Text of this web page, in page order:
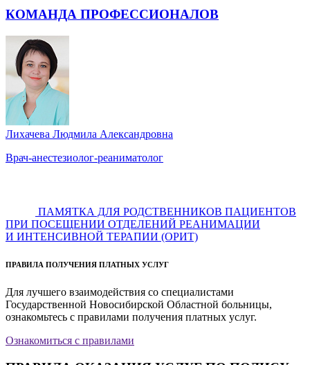
КОМАНДА ПРОФЕССИОНАЛОВ
Лихачева Людмила Александровна
Врач-анестезиолог-реаниматолог
ПАМЯТКА ДЛЯ РОДСТВЕННИКОВ ПАЦИЕНТОВ
ПРИ ПОСЕЩЕНИИ ОТДЕЛЕНИЙ РЕАНИМАЦИИ
И ИНТЕНСИВНОЙ ТЕРАПИИ (ОРИТ)
ПРАВИЛА ПОЛУЧЕНИЯ ПЛАТНЫХ УСЛУГ
Для лучшего взаимодействия со специалистами
Государственной Новосибирской Областной больницы,
ознакомьтесь с правилами получения платных услуг.
Ознакомиться с правилами